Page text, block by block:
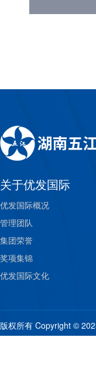
关于优发国际
优发国际概况
管理团队
集团荣誉
奖项集锦
优发国际文化
版权所有 Copyright © 2023 湖